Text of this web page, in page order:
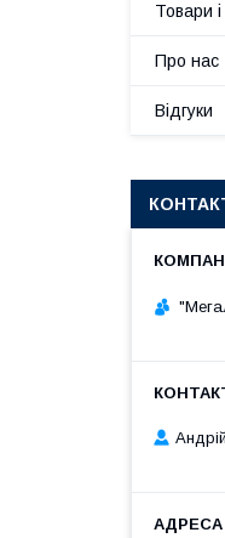
Товари
Про нас
Відгуки
Андрій